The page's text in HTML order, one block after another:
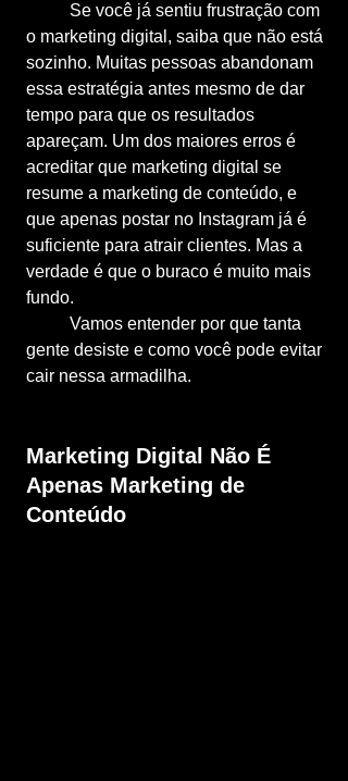
o marketing digital, saiba que não está
sozinho. Muitas pessoas abandonam
essa estratégia antes mesmo de dar
tempo para que os resultados
apareçam. Um dos maiores erros é
acreditar que marketing digital se
resume a marketing de conteúdo, e
que apenas postar no Instagram já é
suficiente para atrair clientes. Mas a
verdade é que o buraco é muito mais
fundo.
gente desiste e como você pode evitar
cair nessa armadilha.
Marketing Digital Não É
Apenas Marketing de
Conteúdo